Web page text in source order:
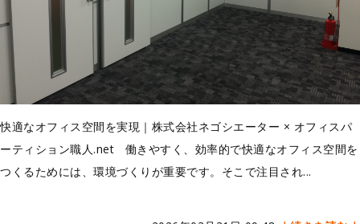
快適なオフィス空間を実現｜株式会社ネゴシエーター × オフィスパ
ーティション職人.net 働きやすく、効率的で快適なオフィス空間を
つくるためには、環境づくりが重要です。そこで注目され...